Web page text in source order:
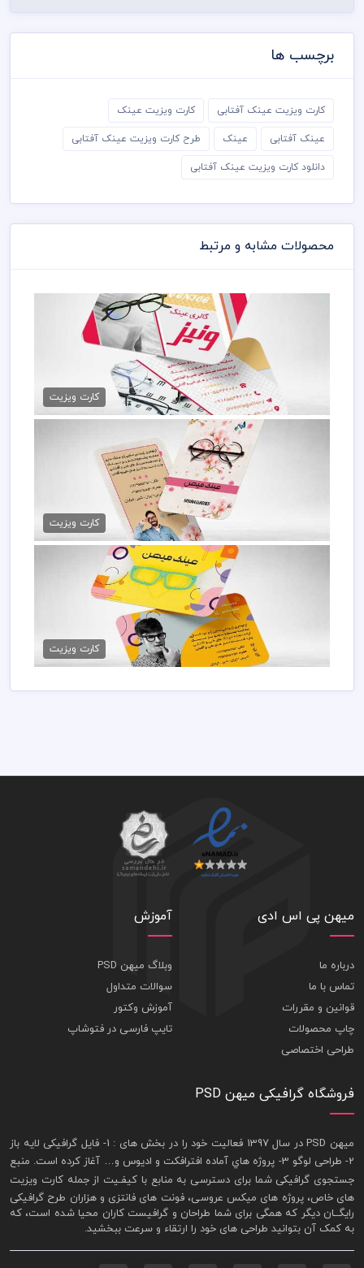
برچسب ها
کارت ویزیت عینک آفتابی کارت ویزیت عینک
عینک آفتابی عینک طرح کارت ویزیت عینک آفتابی
دانلود کارت ویزیت عینک آفتابی
محصولات مشابه و مرتبط
کارت ویزیت عینک فروشی
79,000 تومان
کارت ویزیت
کارت ویزیت عینک طبی
79,000 تومان
کارت ویزیت
کارت ویزیت لایه باز عینک فروشی
79,000 تومان
کارت ویزیت
میهن پی اس ادی
درباره ما
تماس با ما
قوانین و مقررات
چاپ محصولات
طراحی اختصاصی
آموزش
وبلاگ میهن PSD
سوالات متداول
آموزش وکتور
تایپ فارسی در فتوشاپ
فروشگاه گرافیکی میهن PSD
ميهن PSD در سال 1397 فعاليت خود را در بخش های : 1-
فايل گرافيکی لايه باز
2- طراحی لوگو 3- پروژه هاي آماده افترافکت و اديوس و… آغاز کرده است. منبع
جستجوی گرافيکی شما برای دسترسی به منابع با کيفـيت از جملهکارت ويزيت
های خاص، پروژه های ميکس عروسی، فونت های فانتزی و هزاران طرح گرافیکی
رايگــان ديگر که همگی برای شما طراحان و گرافيست کاران محيا شده است، که
به کمک آن بتوانيد طراحی های خود را ارتقاء و سرعت ببخشيد.